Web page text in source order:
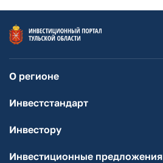
О регионе
Инвестстандарт
Инвестору
Инвестиционные предложения